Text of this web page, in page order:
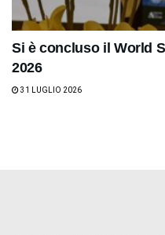
Si è concluso il World
2026
31 LUGLIO 2026